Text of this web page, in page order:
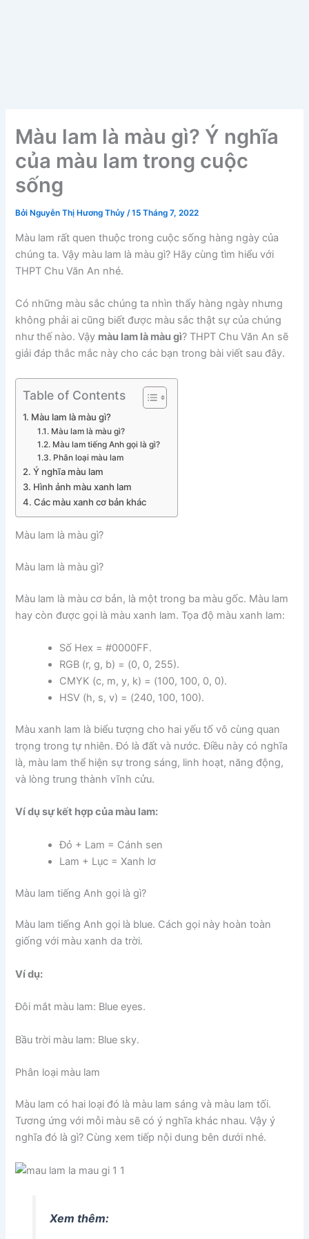
Màu lam là màu gì? Ý nghĩa
của màu lam trong cuộc
sống
Bởi Nguyễn Thị Hương Thủy/15 Tháng 7, 2022
Màu lam rất quen thuộc trong cuộc sống hàng ngày của
chúng ta. Vậy màu lam là màu gì? Hãy cùng tìm hiểu với
THPT Chu Văn An nhé.
Có những màu sắc chúng ta nhìn thấy hàng ngày nhưng
không phải ai cũng biết được màu sắc thật sự của chúng
như thế nào. Vậy màu lam là màu gì? THPT Chu Văn An sẽ
giải đáp thắc mắc này cho các bạn trong bài viết sau đây.
Table of Contents
Màu lam là màu gì?
Màu lam là màu gì?
Màu lam tiếng Anh gọi là gì?
Phân loại màu lam
Ý nghĩa màu lam
Hình ảnh màu xanh lam
Các màu xanh cơ bản khác
Màu lam là màu gì?
Màu lam là màu gì?
Màu lam là màu cơ bản, là một trong ba màu gốc. Màu lam
hay còn được gọi là màu xanh lam. Tọa độ màu xanh lam:
Số Hex = #0000FF.
RGB (r, g, b) = (0, 0, 255).
CMYK (c, m, y, k) = (100, 100, 0, 0).
HSV (h, s, v) = (240, 100, 100).
Màu xanh lam là biểu tượng cho hai yếu tố vô cùng quan
trọng trong tự nhiên. Đó là đất và nước. Điều này có nghĩa
là, màu lam thể hiện sự trong sáng, linh hoạt, năng động,
và lòng trung thành vĩnh cửu.
Ví dụ sự kết hợp của màu lam:
Đỏ + Lam = Cánh sen
Lam + Lục = Xanh lơ
Màu lam tiếng Anh gọi là gì?
Màu lam tiếng Anh gọi là blue. Cách gọi này hoàn toàn
giống với màu xanh da trời.
Ví dụ:
Đôi mắt màu lam: Blue eyes.
Bầu trời màu lam: Blue sky.
Phân loại màu lam
Màu lam có hai loại đó là màu lam sáng và màu lam tối.
Tương ứng với mỗi màu sẽ có ý nghĩa khác nhau. Vậy ý
nghĩa đó là gì? Cùng xem tiếp nội dung bên dưới nhé.
Xem thêm: